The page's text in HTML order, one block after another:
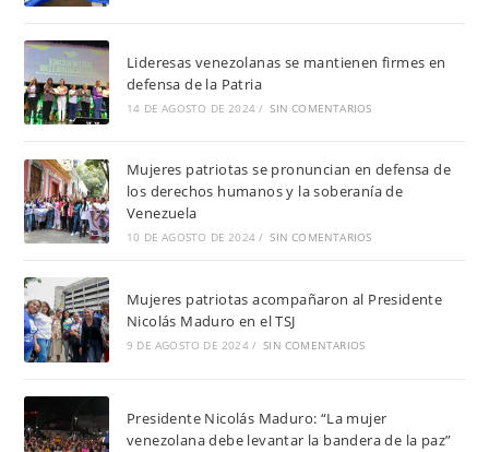
Lideresas venezolanas se mantienen firmes en
defensa de la Patria
14 DE AGOSTO DE 2024 / SIN COMENTARIOS
Mujeres patriotas se pronuncian en defensa de
los derechos humanos y la soberanía de
Venezuela
10 DE AGOSTO DE 2024 / SIN COMENTARIOS
Mujeres patriotas acompañaron al Presidente
Nicolás Maduro en el TSJ
9 DE AGOSTO DE 2024 / SIN COMENTARIOS
Presidente Nicolás Maduro: “La mujer
venezolana debe levantar la bandera de la paz”